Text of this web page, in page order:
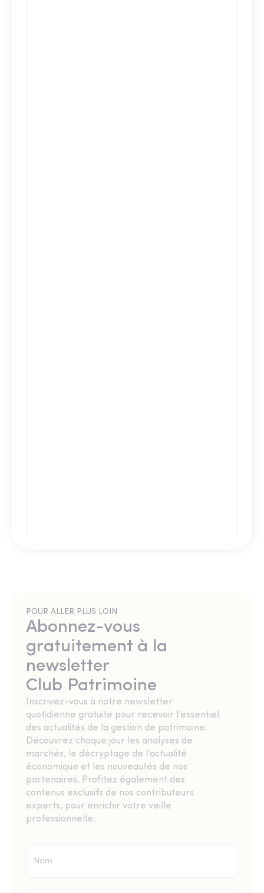
POUR ALLER PLUS LOIN
Abonnez-vous
gratuitement à la
newsletter
Club Patrimoine
Inscrivez-vous à notre newsletter
quotidienne gratuite pour recevoir l’essentiel
des actualités de la gestion de patrimoine.
Découvrez chaque jour les analyses de
marchés, le décryptage de l’actualité
économique et les nouveautés de nos
partenaires. Profitez également des
contenus exclusifs de nos contributeurs
experts, pour enrichir votre veille
professionnelle.